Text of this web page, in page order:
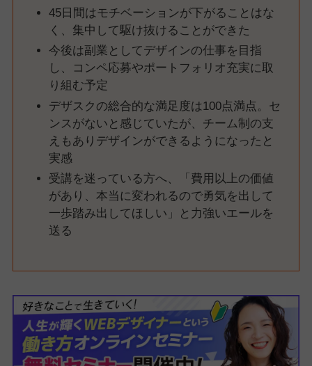
45日間はモチベーションが下がることはな
く、集中して駆け抜けることができた
今後は副業としてデザインの仕事を目指
し、コンペ応募やポートフォリオ充実に取
り組む予定
デザスクの総合的な満足度は100点満点。セ
ンスがないと感じていたが、チーム制の支
えもありデザインができるようになったと
実感
受講を迷っている方へ、「費用以上の価値
があり、本当に変われるので勇気を出して
一歩踏み出してほしい」と力強いエールを
送る